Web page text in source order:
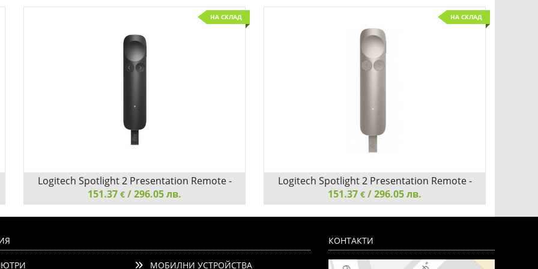
НА СКЛАД
Logitech Spotlight 2 Presentation Remote -
Graphite
151.37 € / 296.05 лв.
НА СКЛАД
Logitech Spotlight 2 Presentation Remote -
Sand
151.37 € / 296.05 лв.
МОБИЛНИ УСТРОЙСТВА
КОНТАКТИ